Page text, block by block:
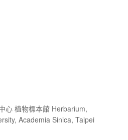
心 植物標本館 Herbarium,
Academia Sinica, Taipei